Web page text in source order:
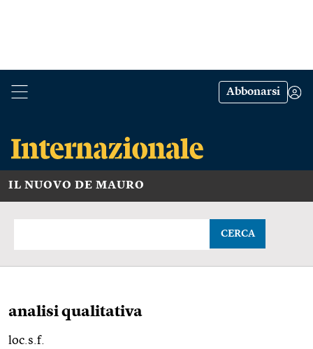
Abbonarsi
IL NUOVO DE MAURO
CERCA
analisi qualitativa
loc.s.f.